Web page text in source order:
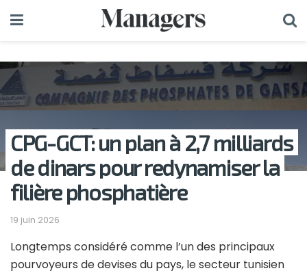
CPG-GCT: un plan à 2,7 milliards
de dinars pour redynamiser la
filière phosphatière
19 juin 2026
Longtemps considéré comme l’un des principaux
pourvoyeurs de devises du pays, le secteur tunisien